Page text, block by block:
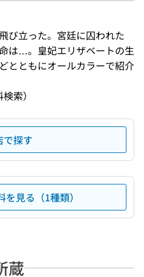
び立った。宮廷に囚われた
は…。皇妃エリザベートの生
とともにオールカラーで紹介
索）
で探す
見る（1種類）
蔵